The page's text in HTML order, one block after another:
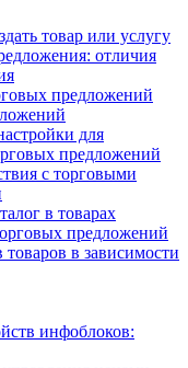
товар или услугу
отличия
предложений
для
предложений
с торговыми
в товарах
предложений
в зависимости
инфоблоков: